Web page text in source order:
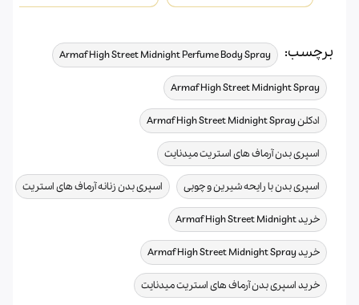
برچسب: Armaf High Street Midnight Perfume Body Spray
,
Armaf High Street Midnight Spray
,
ادکلن Armaf High Street Midnight Spray ,
اسپری بدن آرماف های استریت میدنایت ,
اسپری بدن با رایحه شیرین و چوبی , اسپری بدن زنانه آرماف های استریت ,
خرید Armaf High Street Midnight ,
خرید Armaf High Street Midnight Spray ,
خرید اسپری بدن آرماف های استریت میدنایت ,